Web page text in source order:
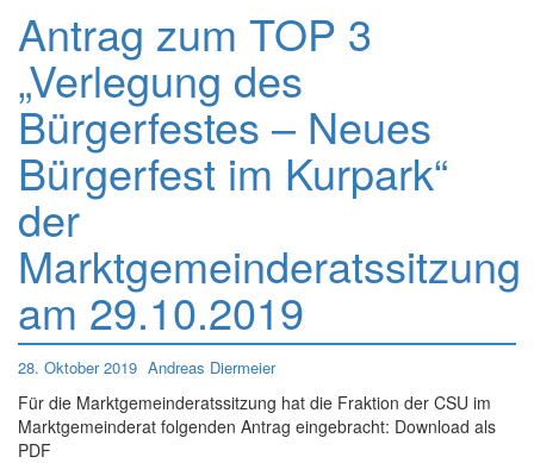
Antrag zum TOP 3
„Verlegung des
Bürgerfestes – Neues
Bürgerfest im Kurpark“
der
Marktgemeinderatssitzung
am 29.10.2019
28. Oktober 2019 Andreas Diermeier
Für die Marktgemeinderatssitzung hat die Fraktion der CSU im
Marktgemeinderat folgenden Antrag eingebracht: Download als
PDF